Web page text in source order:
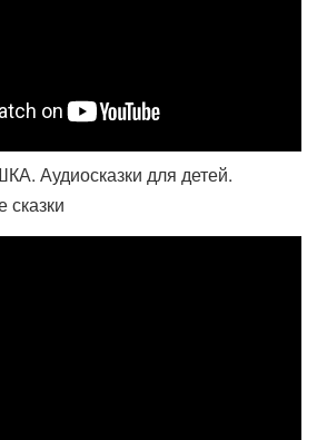
Аудиосказки для детей.
сказки